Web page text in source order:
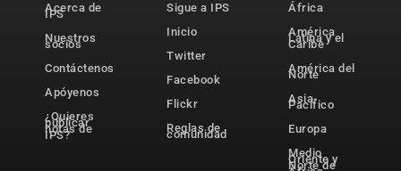
Acerca de
IPS
Nuestros
socios
Contáctenos
Apóyenos
¿Quieres
publicar
notas de
IPS?
Sigue a IPS
Inicio
Twitter
Facebook
Flickr
Reglas de
comunidad
África
América
Latina y el
Caribe
América del
Norte
Asia-
Pacífico
Europa
Medio
Oriente y
Norte de